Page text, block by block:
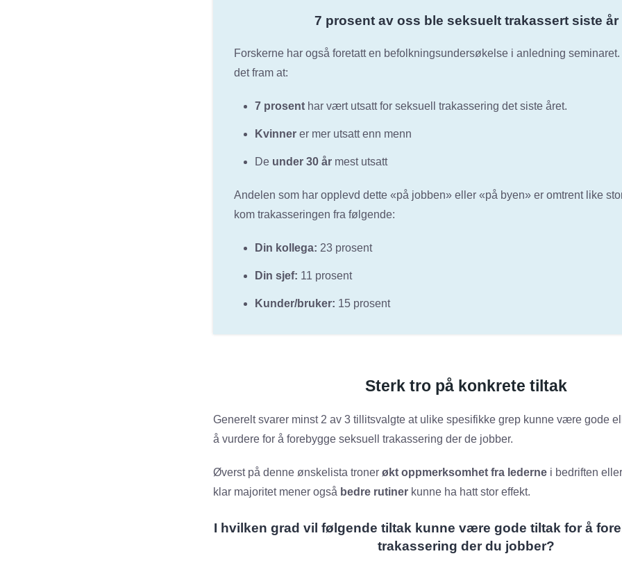
7 prosent av oss ble seksuelt trakassert siste år
Forskerne har også foretatt en befolkningsundersøkelse i anledning
det fram at:
7 prosenthar vært utsatt for seksuell trakassering det siste året.
Kvinnerer mer utsatt enn menn
Deunder 30 årmest utsatt
Andelen som har opplevd dette «på jobben» eller «på byen» er omtrent like
kom trakasseringen fra følgende:
Din kollega: 23 prosent
Din sjef: 11 prosent
Kunder/bruker: 15 prosent
Sterk tro på konkrete tiltak
Generelt svarer minst 2 av 3 tillitsvalgte at ulike spesifikke grep kunne være gode
å vurdere for å forebygge seksuell trakassering der de jobber.
Øverst på denne ønskelista tronerøkt oppmerksomhet fra ledernei bedriften
klar majoritet mener også bedre rutinerkunne ha hatt stor effekt.
I hvilken grad vil følgende tiltak kunne være gode tiltak for å
trakassering der du jobber?